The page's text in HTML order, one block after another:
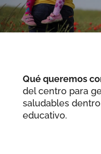
Qué queremos
del centro para
saludables
educativo.